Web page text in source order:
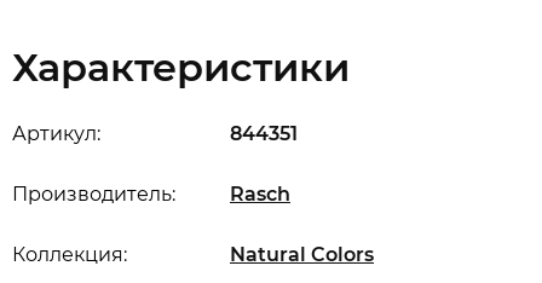
Характеристики
Артикул: 844351
Производитель: Rasch
Коллекция: Natural Colors